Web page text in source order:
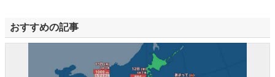
おすすめの記事